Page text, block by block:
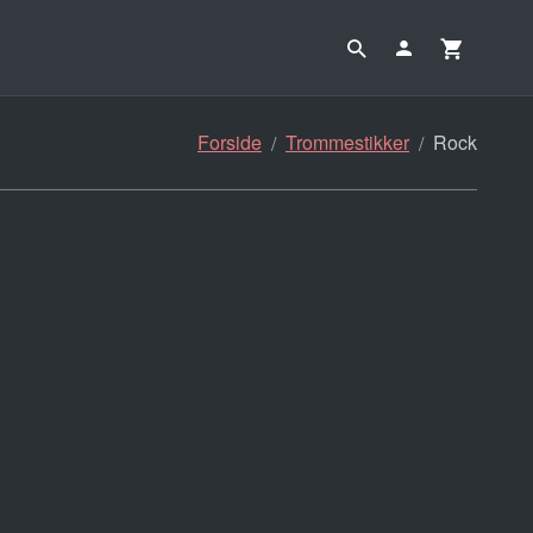
Forside Trommestikker Rock